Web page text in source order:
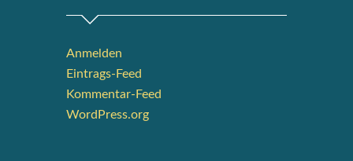
Anmelden
Eintrags-Feed
Kommentar-Feed
WordPress.org